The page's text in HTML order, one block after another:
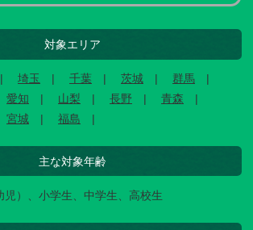
対象エリア
埼玉 千葉 茨城
群馬
愛知 山梨 長野
青森
宮城 福島
主な対象年齢
児）、小学生、中学生、高校生